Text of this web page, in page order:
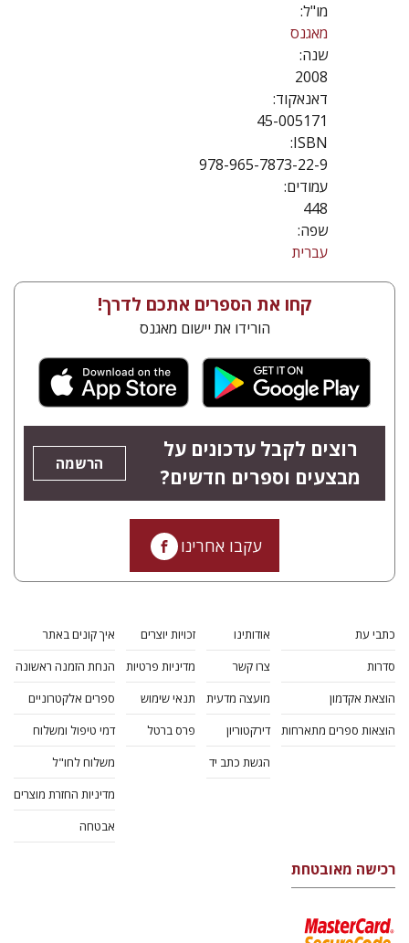
מו"ל:
מאגנס
שנה:
2008
דאנאקוד:
45-005171
ISBN:
978-965-7873-22-9
עמודים:
448
שפה:
עברית
קחו את הספרים אתכם לדרך!
הורידו את יישום מאגנס
רוצים לקבל עדכונים על
מבצעים וספרים חדשים?
הרשמה
עקבו אחרינו
כתבי עת
סדרות
הוצאת אקדמון
הוצאות ספרים מתארחות
אודותינו
צרו קשר
מועצה מדעית
דירקטוריון
הגשת כתב יד
זכויות יוצרים
מדיניות פרטיות
תנאי שימוש
פרס ברטל
איך קונים באתר
הנחת הזמנה ראשונה
ספרים אלקטרוניים
דמי טיפול ומשלוח
משלוח לחו"ל
מדיניות החזרת מוצרים
אבטחה
רכישה מאובטחת